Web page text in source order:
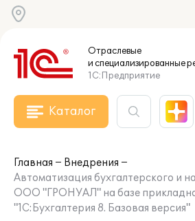
Отраслевые
и специализированные
1С:Предприятие
Каталог
Главная
Внедрения
Автоматизация бухгалтерского и
ООО "ГРОНУАЛ" на базе
"1С:Бухгалтерия 8. Базовая версия"